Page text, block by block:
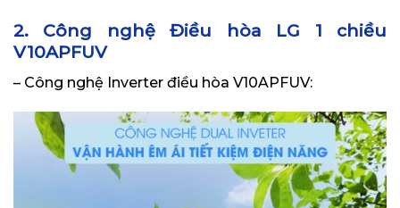
2. Công nghệ Điều hòa LG 1 chiều
V10APFUV
– Công nghệ Inverter điều hòa V10APFUV: